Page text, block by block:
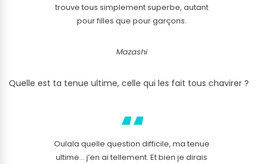
trouve tous simplement superbe, autant
pour filles que pour garçons.
Mazashi
Quelle est ta tenue ultime, celle qui les fait tous chavirer ?
Oulala quelle question difficile, ma tenue
ultime… j’en ai tellement. Et bien je dirais